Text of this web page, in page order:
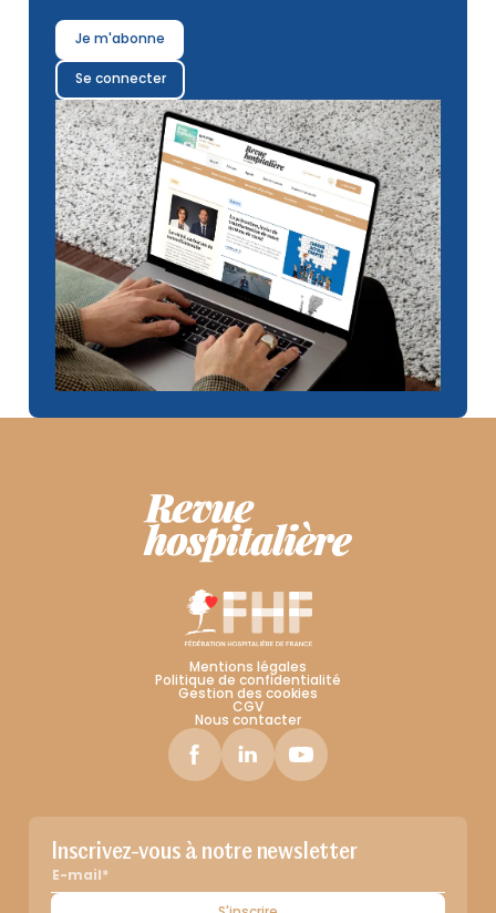
Je m'abonne
Se connecter
Mentions légales
Politique de confidentialité
Gestion des cookies
CGV
Nous contacter
Inscrivez-vous à notre newsletter